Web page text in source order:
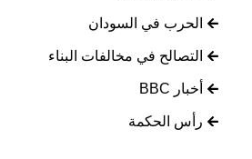
الحرب في السودان
التصالح في مخالفات البناء
أخبار BBC
رأس الحكمة